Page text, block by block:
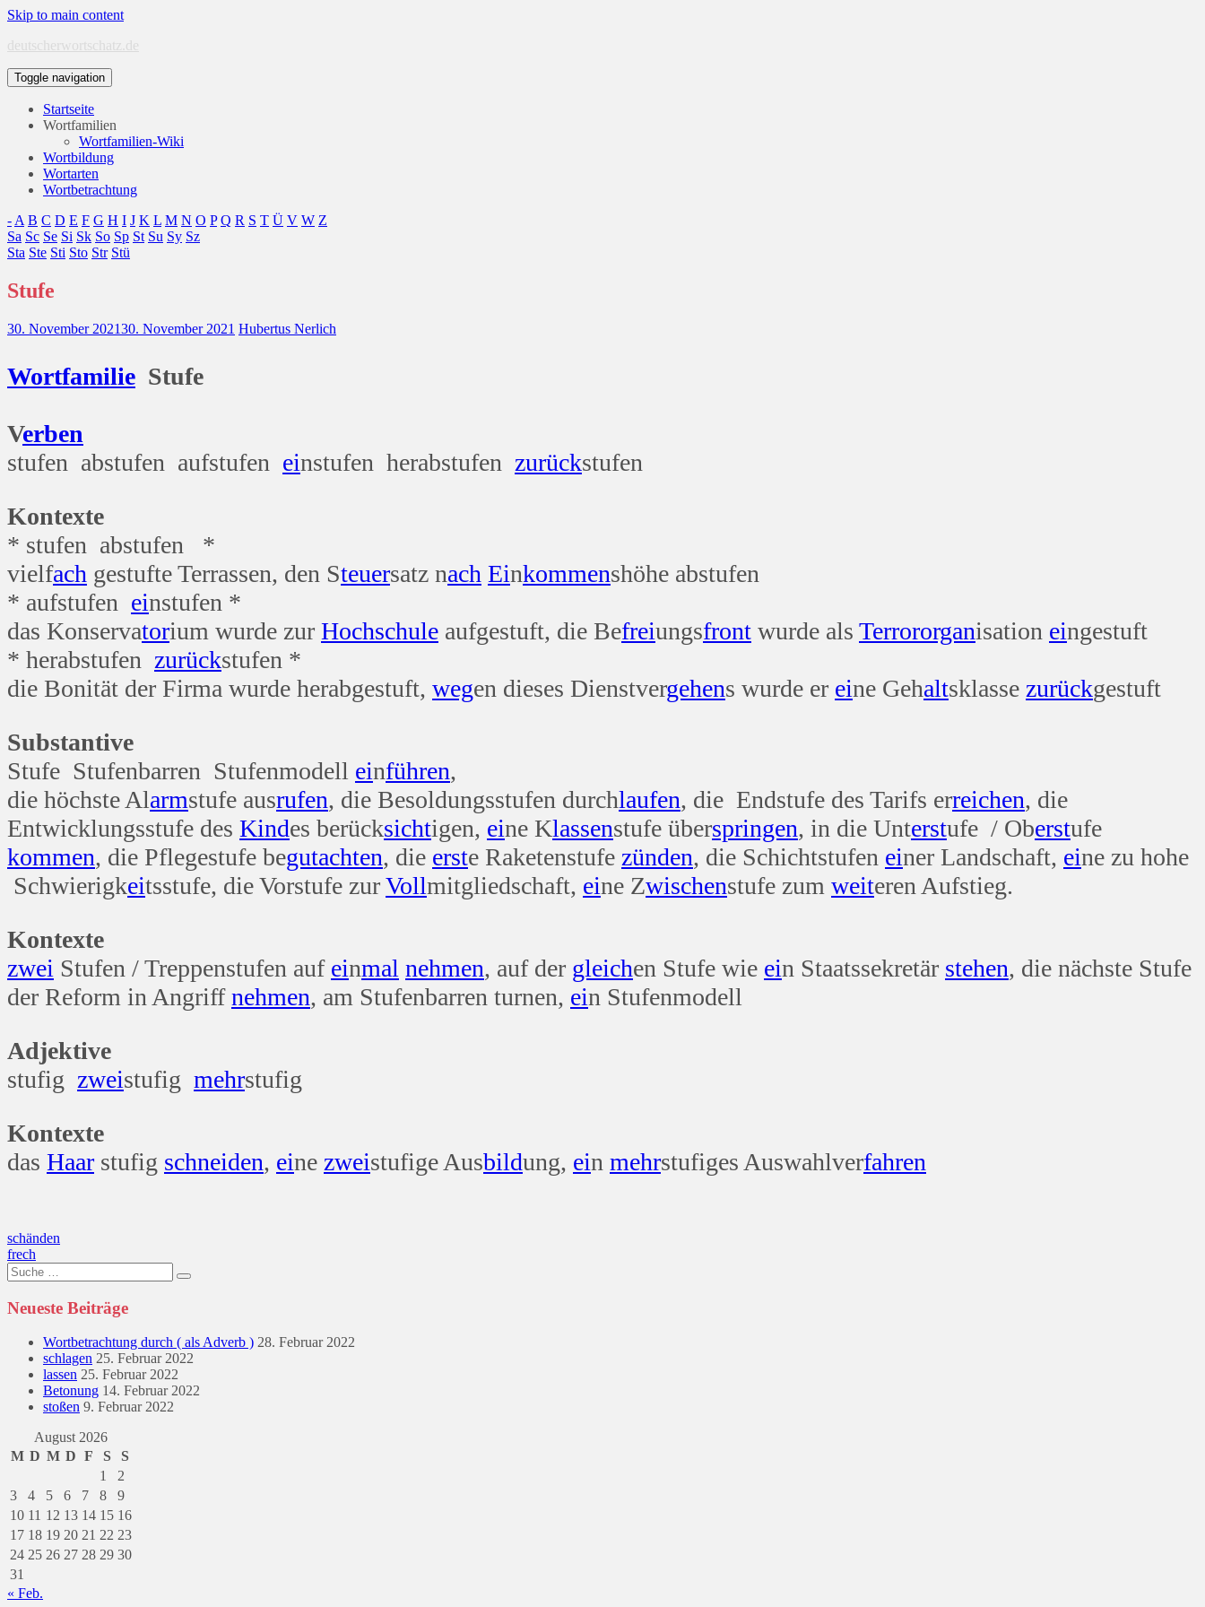
Skip to main content
deutscherwortschatz.de
Toggle navigation
Startseite
Wortfamilien
Wortfamilien-Wiki
Wortbildung
Wortarten
Wortbetrachtung
- A B C D E F G H I J K L M N O P Q R S T Ü V W Z
Sa Sc Se Si Sk So Sp St Su Sy Sz
Sta Ste Sti Sto Str Stü
Stufe
30. November 202130. November 2021 Hubertus Nerlich
Wortfamilie Stufe
Verben
stufen abstufen aufstufen einstufen herabstufen zurückstufen
Kontexte
* stufen abstufen *
vielfach gestufte Terrassen, den Steuersatz nach Einkommenshöhe abstufen
* aufstufen einstufen *
das Konservatorium wurde zur Hochschule aufgestuft, die Befreiungsfront wurde als Terrororganisation eingestuft
* herabstufen zurückstufen *
die Bonität der Firma wurde herabgestuft, wegen dieses Dienstvergehens wurde er eine Gehaltsklasse zurückgestuft
Substantive
Stufe Stufenbarren Stufenmodell einführen,
die höchste Alarmstufe ausrufen, die Besoldungsstufen durchlaufen, die Endstufe des Tarifs erreichen, die
Entwicklungsstufe des Kindes berücksichtigen, eine Klassenstufe überspringen, in die Unterstufe / Oberstufe
kommen, die Pflegestufe begutachten, die erste Raketenstufe zünden, die Schichtstufen einer Landschaft, eine zu hohe
Schwierigkeitsstufe, die Vorstufe zurVollmitgliedschaft, eine Zwischenstufe zum weiteren Aufstieg.
Kontexte
zwei Stufen / Treppenstufen auf einmal nehmen, auf der gleichen Stufe wie ein Staatssekretär stehen, die nächste Stufe
der Reform in Angriffnehmen, am Stufenbarren turnen, ein Stufenmodell
Adjektive
stufig zweistufig mehrstufig
Kontexte
das Haar stufig schneiden, eine zweistufige Ausbildung, ein mehrstufiges Auswahlverfahren
Beitragsnavigation
schänden
frech
Suche
nach:
Neueste Beiträge
Wortbetrachtung durch ( als Adverb ) 28. Februar 2022
schlagen 25. Februar 2022
lassen 25. Februar 2022
Betonung 14. Februar 2022
stoßen 9. Februar 2022
August 2026
M D M D F S
S
1
2
3
4 5 6 7 8
9
10 11 12 13 14 15 16
17 18 19 20 21 22 23
24 25 26 27 28 29 30
31
« Feb.